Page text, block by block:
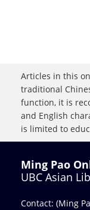
Articles in this
traditional
function, it is
and English
is limited to
Ming Pao
UBC Asian
Contact: (Ming